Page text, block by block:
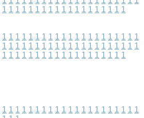
1 1 1 1 1 1 1 1 1 1 1 1 1 1 1 1 1 1 1
1 1 1 1 1 1 1 1 1 1 1 1 1 1 1 1 1 1 1 1 1
1 1 1 1 1 1 1 1 1 1 1 1 1 1 1 1 1 1 1 1 1
1 1 1 1 1 1 1 1 1 1 1 1 1 1 1 1 1 1 1
1 1 1 1 1 1 1 1 1 1 1 1 1 1 1 1 1 1 1 1 1